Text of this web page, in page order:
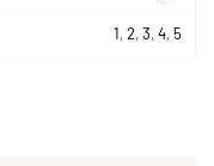
1,2,3,4,5